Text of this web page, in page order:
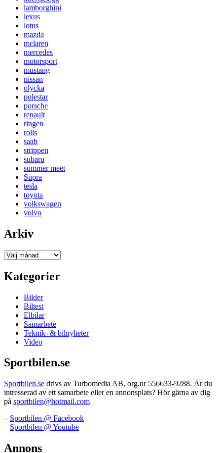
lamborghini
lexus
lotus
mazda
mclaren
mercedes
motorsport
mustang
nissan
olycka
polestar
porsche
renault
ringen
rolls
saab
strippen
subaru
summer meet
Supra
tesla
toyota
volkswagen
volvo
Arkiv
Arkiv
Kategorier
Bilder
Biltest
Elbilar
Samarbete
Teknik- & bilnyheter
Video
Sportbilen.se
Sportbilen.se drivs av Turbomedia AB, org.nr 556633-9288. Är du
intresserad av ett samarbete eller en annonsplats? Hör gärna av dig
på sportbilen@hotmail.com
– Sportbilen @ Facebook
– Sportbilen @ Youtube
Annons